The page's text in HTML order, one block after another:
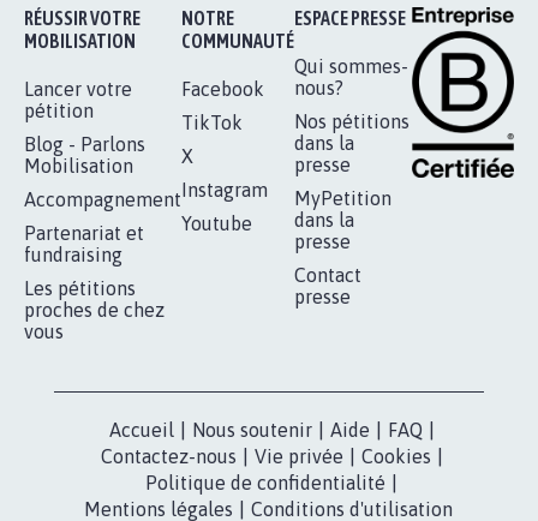
RÉUSSIR VOTRE
MOBILISATION
Lancer votre
pétition
Blog - Parlons
Mobilisation
Accompagnement
Partenariat et
fundraising
Les pétitions
proches de chez
vous
NOTRE
COMMUNAUTÉ
Facebook
TikTok
X
Instagram
Youtube
ESPACE PRESSE
Qui sommes-
nous?
Nos pétitions
dans la
presse
MyPetition
dans la
presse
Contact
presse
Accueil Nous soutenir Aide FAQ
Contactez-nous
Vie privée Cookies
Politique de confidentialité
Mentions légales
Conditions d'utilisation